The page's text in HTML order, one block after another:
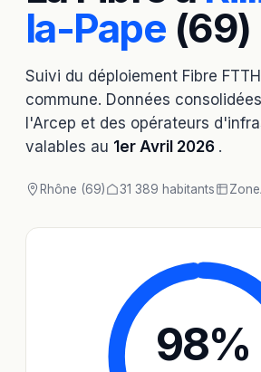
la-Pape (69)
Suivi du déploiement Fibre
commune. Données
l'Arcep et des opérateurs
valables au 1er Avril 2026 .
Rhône (69) 31 389 habitants Zone
98%